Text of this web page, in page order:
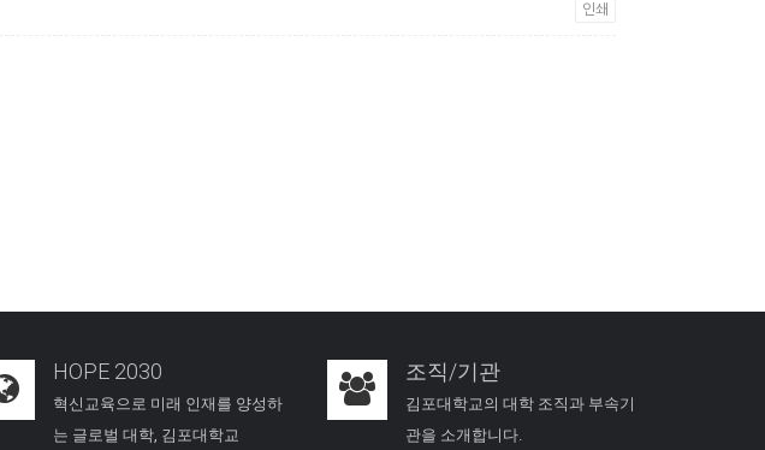
인쇄
HOPE 2030
혁신교육으로 미래 인재를 양성하
는 글로벌 대학, 김포대학교
조직/기관
김포대학교의 대학 조직과 부속기
관을 소개합니다.